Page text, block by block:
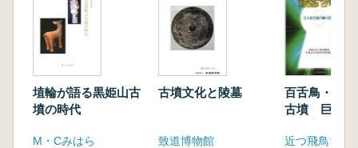
埴輪が語る黒姫山古
墳の時代
M・Cみはら
古墳文化と陵墓
致道博物館
百舌鳥・古
古墳 巨大前
近つ飛鳥博物